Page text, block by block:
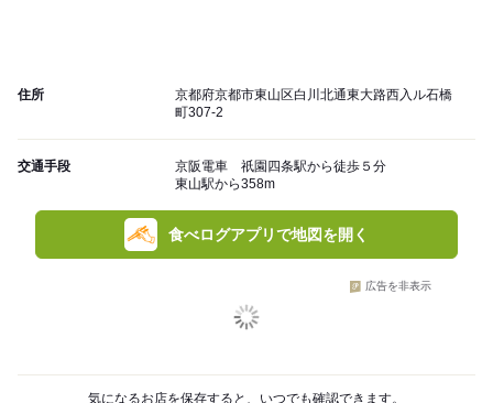
住所
京都府京都市東山区白川北通東大路西入ル石橋
町307-2
交通手段
京阪電車 祇園四条駅から徒歩５分
東山駅から358m
食べログアプリで地図を開く
広告を非表示
気になるお店を保存すると、いつでも確認できます。